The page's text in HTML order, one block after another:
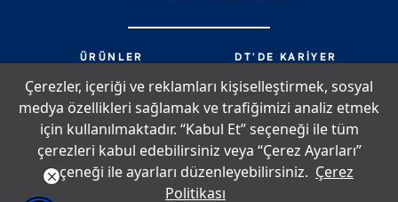
Çerezler, içeriği ve reklamları kişiselleştirmek, sosyal
medya özellikleri sağlamak ve trafiğimizi analiz etmek
için kullanılmaktadır. “Kabul Et” seçeneği ile tüm
çerezleri kabul edebilirsiniz veya “Çerez Ayarları”
seçeneği ile ayarları düzenleyebilirsiniz. Çerez
Politikası
ÜRÜNLER
DT'DE KARIYER
HIZMETLER
DT'DE NELER OLUYOR?
PARTNERLIK
BIZE ULAŞIN
DT'DE YAŞAM
SITE HARITASI
Çerez PolitikasıBilgi Toplumu Hizmetleri Aydınlatma Metni